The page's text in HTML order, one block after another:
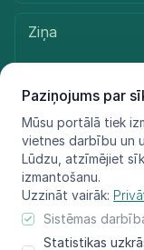
Paziņojums par
Mūsu portālā tiek
vietnes darbību un
Lūdzu, atzīmējiet
izmantošanu.
Uzzināt vairāk:
Sistēmas
Statistikas
© LIFE FOR SPECIES,
Informācija atspoguļo